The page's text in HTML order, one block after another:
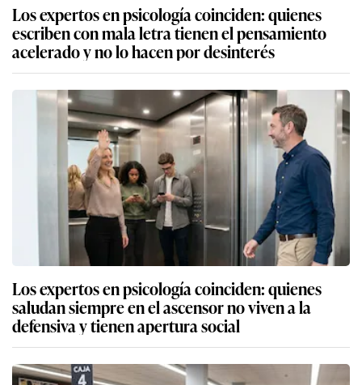
Los expertos en psicología coinciden: quienes
escriben con mala letra tienen el pensamiento
acelerado y no lo hacen por desinterés
Los expertos en psicología coinciden: quienes
saludan siempre en el ascensor no viven a la
defensiva y tienen apertura social